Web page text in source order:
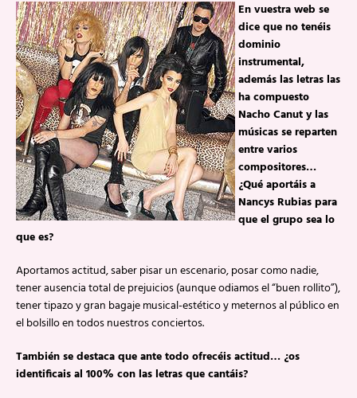
En vuestra web se
dice que no tenéis
dominio
instrumental,
además las letras las
ha compuesto
Nacho Canut y las
músicas se reparten
entre varios
compositores…
¿Qué aportáis a
Nancys Rubias para
que el grupo sea lo
que es?
Aportamos actitud, saber pisar un escenario, posar como nadie,
tener ausencia total de prejuicios (aunque odiamos el “buen rollito”),
tener tipazo y gran bagaje musical-estético y meternos al público en
el bolsillo en todos nuestros conciertos.
También se destaca que ante todo ofrecéis actitud… ¿os
identificais al 100% con las letras que cantáis?